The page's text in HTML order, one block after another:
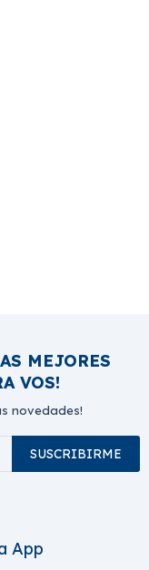
MEJORES
VOS!
novedades!
SUSCRIBIRME
App